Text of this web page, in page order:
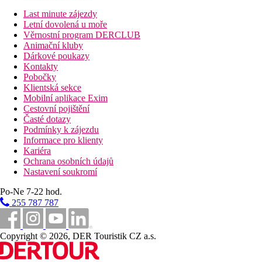
Stravování
Bez stravy, za poplatek snídaně, polopenze.
Oficiální kategorie
3 hvězdičky
Webové stránky
https://www.servatur.com/en/
Vzdálenosti
300 m
Vzdálenost k pláži
3,5 km
Centrum města
Pláž
Plážová dovolená
Last minute zájezdy
Letní dovolená u moře
Věrnostní program DERCLUB
Animační kluby
Dárkové poukazy
Kontakty
Pobočky
Klientská sekce
Mobilní aplikace Exim
Cestovní pojištění
Časté dotazy
Podmínky k zájezdu
Informace pro klienty
Kariéra
Ochrana osobních údajů
Nastavení soukromí
Po-Ne 7-22 hod.
255 787 787
Copyright © 2026, DER Touristik CZ a.s.